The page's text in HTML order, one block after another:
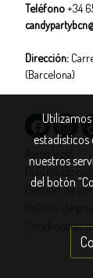
Teléfono+34
Dirección:
(Barcelona)
Aviso legal
Gestión de
Condiciones
estadísticos
nuestros
del botón